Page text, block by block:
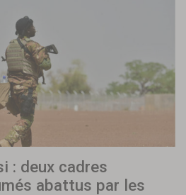
: deux cadres
abattus par les